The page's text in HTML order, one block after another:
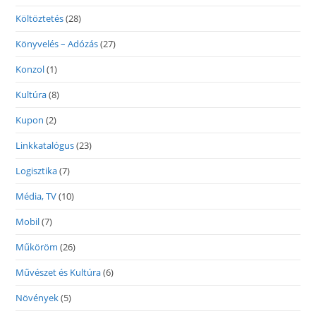
Költöztetés(28)
Könyvelés – Adózás(27)
Konzol(1)
Kultúra(8)
Kupon (2)
Linkkatalógus(23)
Logisztika(7)
Média, TV(10)
Mobil(7)
Műköröm (26)
Művészet és Kultúra(6)
Növények(5)